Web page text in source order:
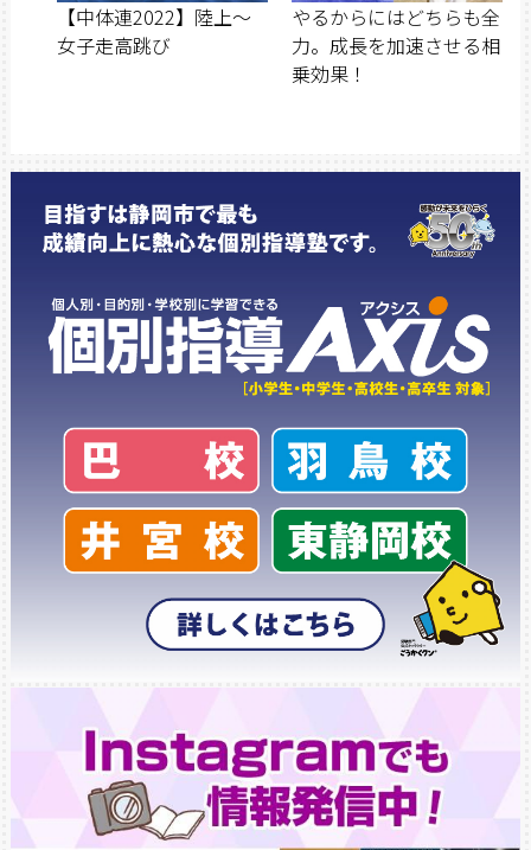
【中体連2022】陸上〜
女子走高跳び
やるからにはどちらも全
力。成長を加速させる相
乗効果！